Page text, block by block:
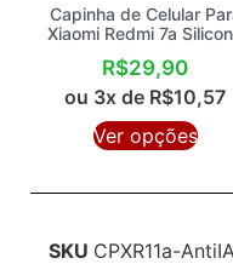
Capinha de Celular
Xiaomi Redmi 7a
R$29,90
ou 3x de R$10,57
Ver opções
SKU CPXR11a-